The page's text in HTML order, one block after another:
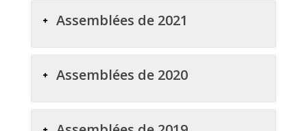
Assemblées de 2021
Assemblées de 2020